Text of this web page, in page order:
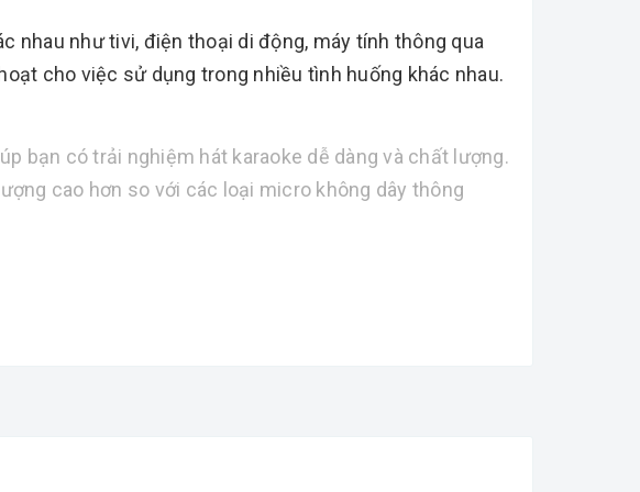
nhau như tivi, điện thoại di động, máy tính thông qua
cho việc sử dụng trong nhiều tình huống khác nhau.
bạn có trải nghiệm hát karaoke dễ dàng và chất lượng.
cao hơn so với các loại micro không dây thông